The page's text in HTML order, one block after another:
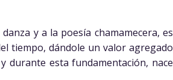
y a la poesía chamamece­ra, es
tiempo, dándole un valor agregado
durante esta fundamenta­ción, nace